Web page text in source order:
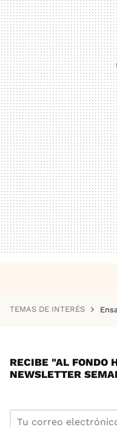
TEMAS DE INTERÉS
RECIBE "AL FONDO
NEWSLETTER